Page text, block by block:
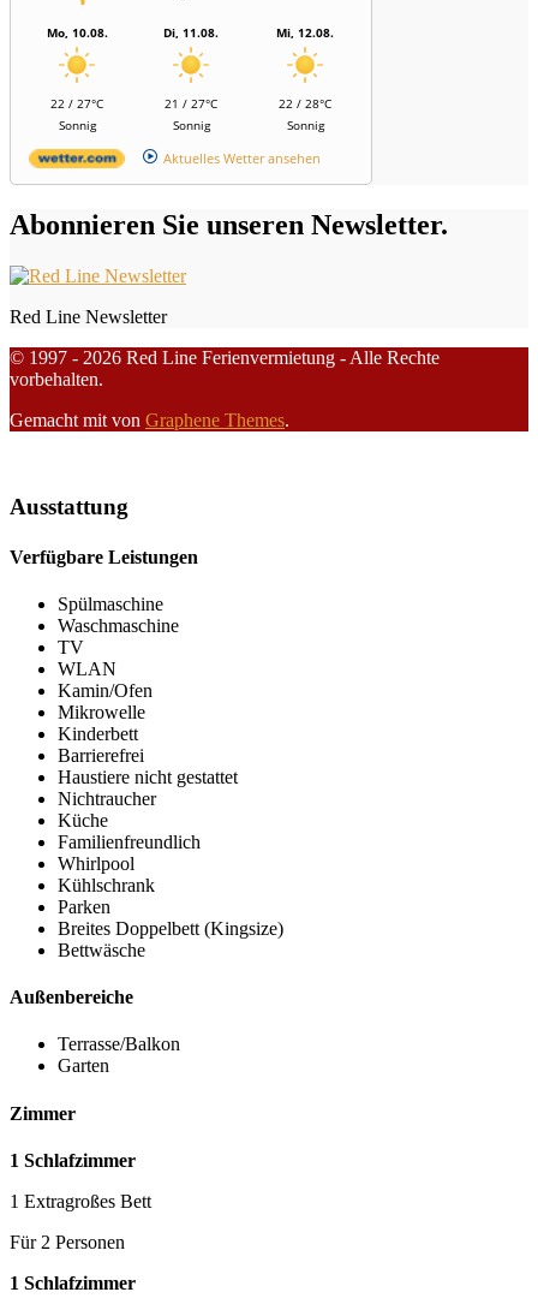
Mo, 10.08.
22 / 27°C
Sonnig
Di, 11.08.
21 / 27°C
Sonnig
Mi, 12.08.
22 / 28°C
Sonnig
Aktuelles Wetter ansehen
Abonnieren Sie unseren Newsletter.
Red Line Newsletter
© 1997 - 2026 Red Line Ferienvermietung - Alle Rechte
vorbehalten.
Gemacht mit von Graphene Themes.
Ausstattung
Verfügbare Leistungen
Spülmaschine
Waschmaschine
TV
WLAN
Kamin/Ofen
Mikrowelle
Kinderbett
Barrierefrei
Haustiere nicht gestattet
Nichtraucher
Küche
Familienfreundlich
Whirlpool
Kühlschrank
Parken
Breites Doppelbett (Kingsize)
Bettwäsche
Außenbereiche
Terrasse/Balkon
Garten
Zimmer
1 Schlafzimmer
1 Extragroßes Bett
Für 2 Personen
1 Schlafzimmer